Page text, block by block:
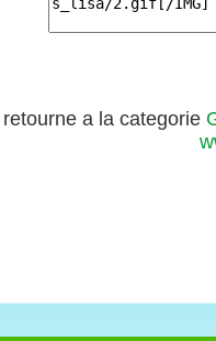
retourne a la categorie